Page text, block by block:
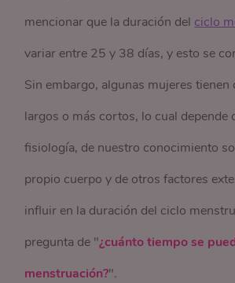
mencionar que la duración del ciclo
variar entre 25 y 38 días, y esto se
Sin embargo, algunas mujeres tienen
largos o más cortos, lo cual depende
fisiología, de nuestro conocimiento
propio cuerpo y de otros factores
influir en la duración del ciclo
pregunta de "¿cuánto tiempo se
menstruación?".